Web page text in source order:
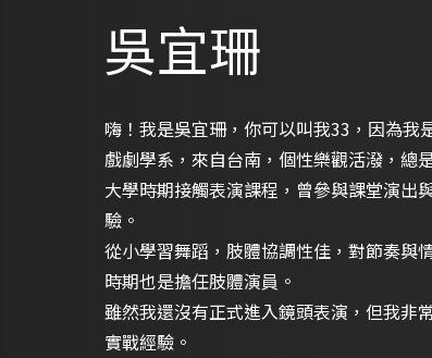
吳宜珊
嗨！我是吳宜珊，你可以叫我33，因為
戲劇學系，來自台南，個性樂觀活潑，總
大學時期接觸表演課程，曾參與課堂演出
驗。
從小學習舞蹈，肢體協調性佳，對節奏與
時期也是擔任肢體演員。
雖然我還沒有正式進入鏡頭表演，但我非
實戰經驗。